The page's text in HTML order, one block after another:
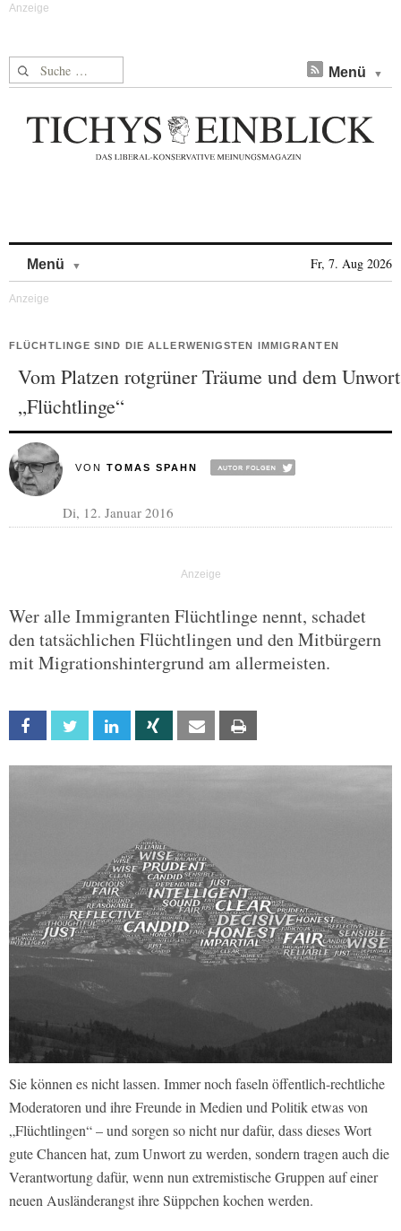
Suche nach: Menü
Menü Fr, 7. Aug 2026
FLÜCHTLINGE SIND DIE ALLERWENIGSTEN IMMIGRANTEN
Vom Platzen rotgrüner Träume und dem Unwort
„Flüchtlinge“
VON TOMAS SPAHN
Di, 12. Januar 2016
Wer alle Immigranten Flüchtlinge nennt, schadet
den tatsächlichen Flüchtlingen und den Mitbürgern
mit Migrationshintergrund am allermeisten.
Facebook Twitter Linkedin Xing Email
Sie können es nicht lassen. Immer noch faseln öffentlich-rechtliche
Moderatoren und ihre Freunde in Medien und Politik etwas von
„Flüchtlingen“ – und sorgen so nicht nur dafür, dass dieses Wort
gute Chancen hat, zum Unwort zu werden, sondern tragen auch die
Verantwortung dafür, wenn nun extremistische Gruppen auf einer
neuen Ausländerangst ihre Süppchen kochen werden.